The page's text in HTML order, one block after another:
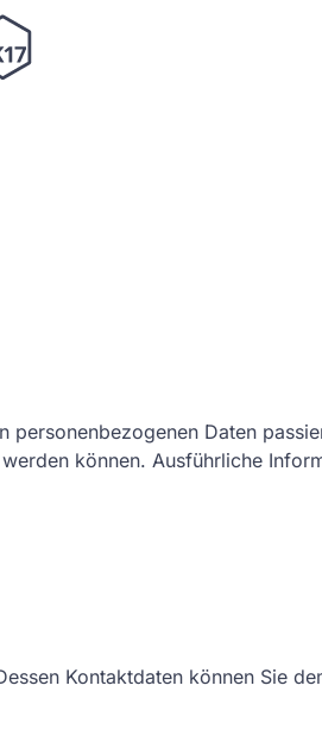
Daten
können. Ausführliche
Kontaktdaten können Sie